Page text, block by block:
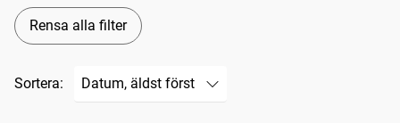
Rensa alla filter
Sortera: